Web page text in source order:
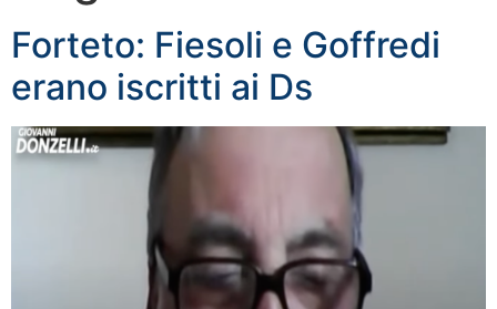
Forteto: Fiesoli e Goffredi
erano iscritti ai Ds